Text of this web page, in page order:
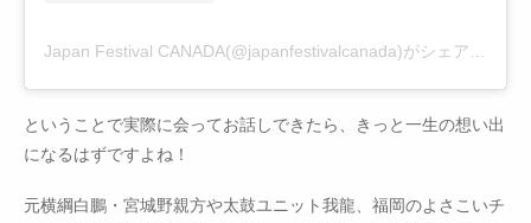
ということで実際に会ってお話しできたら、きっと一生の想い出
になるはずですよね！
元横綱白鵬・宮城野親方や太鼓ユニット我龍、福岡のよさこいチ